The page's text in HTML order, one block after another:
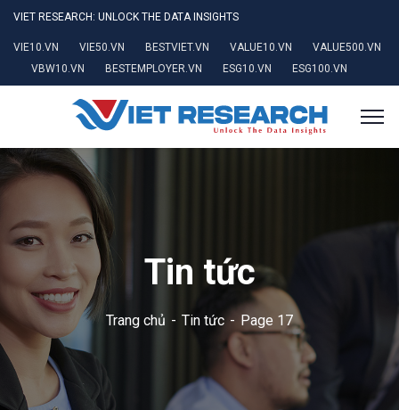
VIET RESEARCH: UNLOCK THE DATA INSIGHTS
VIE10.VN VIE50.VN BESTVIET.VN VALUE10.VN
VALUE500.VN
VBW10.VN
BESTEMPLOYER.VN ESG10.VN ESG100.VN
Tin tức
Trang chủ Tin tức Page 17